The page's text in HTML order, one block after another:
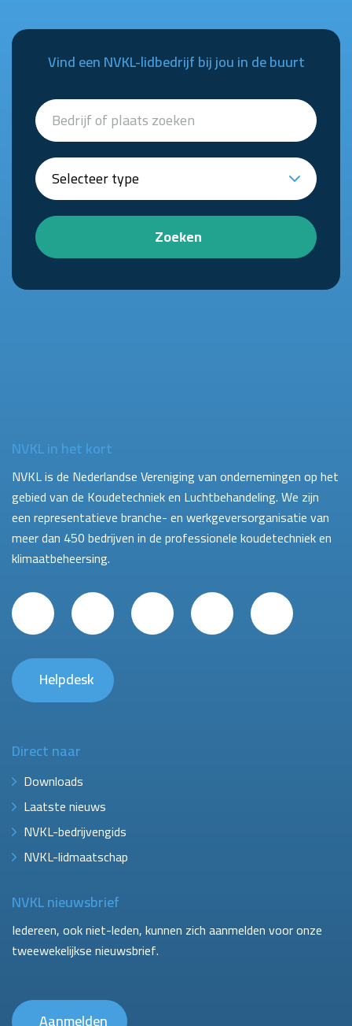
Vind een NVKL-lidbedrijf bij jou in de buurt
Zoeken
NVKL in het kort
NVKL is de Nederlandse Vereniging van ondernemingen op het
gebied van de Koudetechniek en Luchtbehandeling. We zijn
een representatieve branche- en werkgeversorganisatie van
meer dan 450 bedrijven in de professionele koudetechniek en
klimaatbeheersing.
Helpdesk
Direct naar
Downloads
Laatste nieuws
NVKL-bedrijvengids
NVKL-lidmaatschap
NVKL nieuwsbrief
Iedereen, ook niet-leden, kunnen zich aanmelden voor onze
tweewekelijkse nieuwsbrief.
Aanmelden